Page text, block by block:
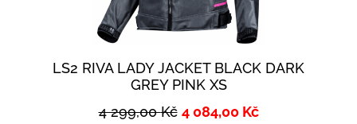
LS2 RIVA LADY JACKET BLACK DARK
GREY PINK XS
4 299,00Kč 4 084,00 Kč